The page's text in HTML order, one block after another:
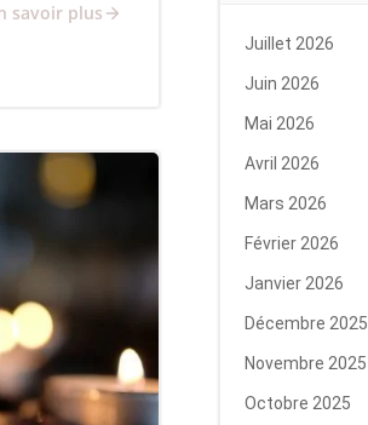
savoir plus
Juillet 2026
Juin 2026
Mai 2026
Avril 2026
Mars 2026
Février 2026
Janvier 2026
Décembre 2025
Novembre 2025
Octobre 2025